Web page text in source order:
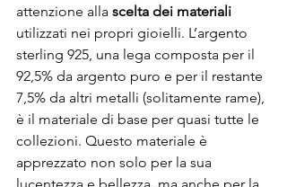
attenzione alla scelta dei materiali
utilizzati nei propri gioielli. L’argento
sterling 925, una lega composta per il
92,5% da argento puro e per il restante
7,5% da altri metalli (solitamente rame),
è il materiale di base per quasi tutte le
collezioni. Questo materiale è
apprezzato non solo per la sua